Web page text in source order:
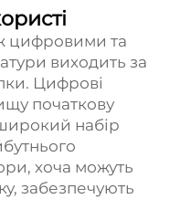
цифровими та
виходить за
Цифрові
початкову
набір
хоча можуть
забезпечують